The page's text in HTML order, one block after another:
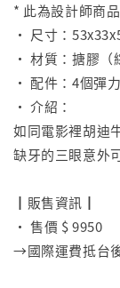
* 此為設計師商品
• 尺寸：
• 材質：搪膠（
• 配件：4個彈
• 介紹：
如同電影裡胡迪
缺牙的三眼意外
┃販售資訊┃
• 售價 $ 9950
→國際運費抵台